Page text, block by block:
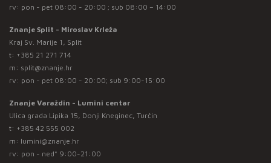
rv: pon - pet 08:00 - 20:00 ; sub 08:00 – 14:00
Znanje Split - Miroslav Krleža
Kraj Sv. Marije 1, Split
t: +385 21 271 714
m: split@znanje.hr
rv: pon - pet 08:00 - 20:00; sub 9:00-15:00
Znanje Varaždin - Lumini centar
Ulica grada Lipika 15, Donji Kneginec, Turčin
t: +385 42 555 002
m: lumini@znanje.hr
rv: pon - ned* 9:00-21:00